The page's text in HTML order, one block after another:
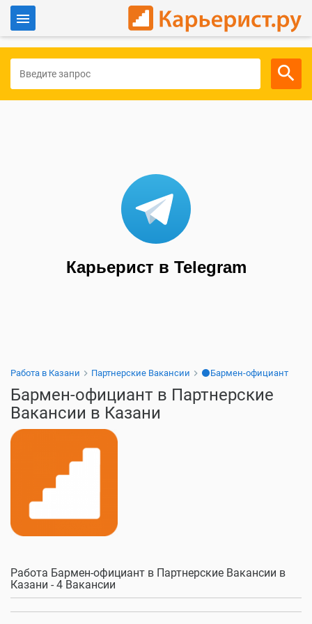
Для работодателей
Карьерист в Telegram
Работа в Казани Партнерские Вакансии ⚫Бармен-официант
Бармен-официант в Партнерские
Вакансии в Казани
Работа Бармен-официант в Партнерские Вакансии в
Казани - 4 Вакансии